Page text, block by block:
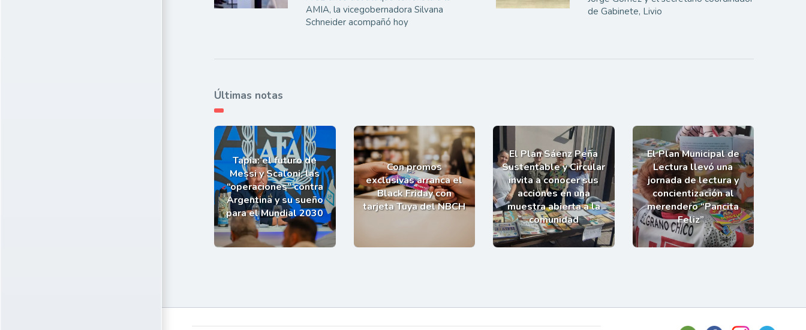
AMIA, la vicegobernadora Silvana
Schneider acompañó hoy
de Gabinete, Livio
Últimas notas
Tapia: el futuro de
Messi y Scaloni, las
“operaciones” contra
Argentina y su sueño
para el Mundial 2030
Con promos
exclusivas arranca el
Black Friday con
tarjeta Tuya del NBCH
El Plan Sáenz Peña
Sustentable y Circular
invita a conocer sus
acciones en una
muestra abierta a la
comunidad
El Plan Municipal de
Lectura llevó una
jornada de lectura y
concientización al
merendero “Pancita
Feliz”